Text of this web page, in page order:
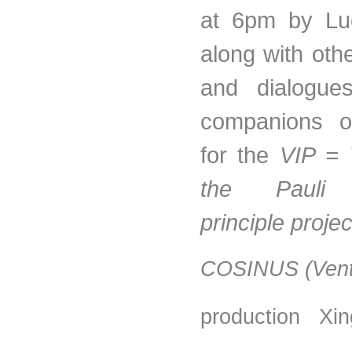
at 6pm by
along with
and
companions
for the VIP =
the Pauli
principle
COSINUS
production